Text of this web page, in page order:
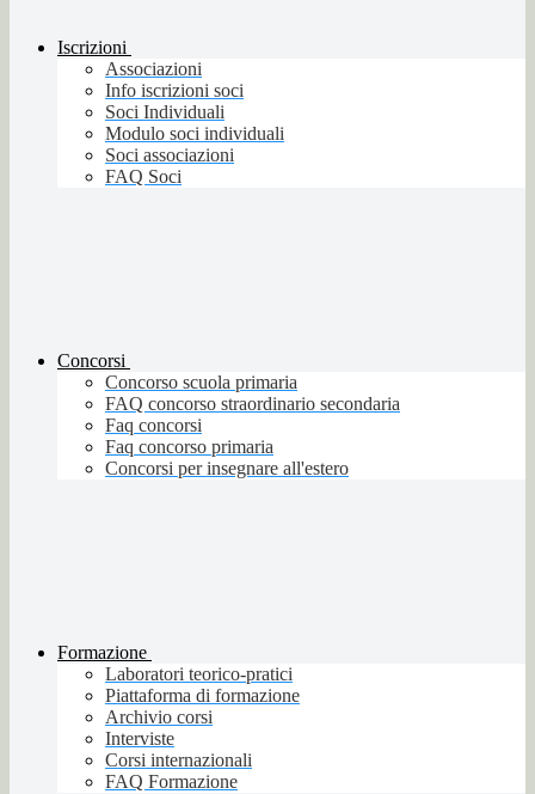
Iscrizioni
Associazioni
Info iscrizioni soci
Soci Individuali
Modulo soci individuali
Soci associazioni
FAQ Soci
Concorsi
Concorso scuola primaria
FAQ concorso straordinario secondaria
Faq concorsi
Faq concorso primaria
Concorsi per insegnare all'estero
Formazione
Laboratori teorico-pratici
Piattaforma di formazione
Archivio corsi
Interviste
Corsi internazionali
FAQ Formazione